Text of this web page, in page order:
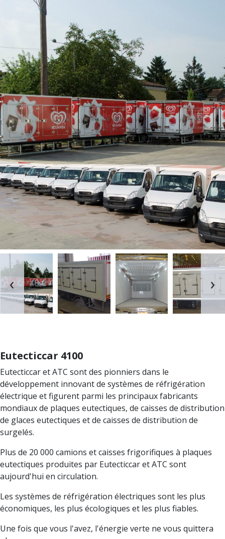
‹ ›
Eutecticcar 4100
Eutecticcar et ATC sont des pionniers dans le
développement innovant de systèmes de réfrigération
électrique et figurent parmi les principaux fabricants
mondiaux de plaques eutectiques, de caisses de distribution
de glaces eutectiques et de caisses de distribution de
surgelés.
Plus de 20 000 camions et caisses frigorifiques à plaques
eutectiques produites par Eutecticcar et ATC sont
aujourd'hui en circulation.
Les systèmes de réfrigération électriques sont les plus
économiques, les plus écologiques et les plus fiables.
Une fois que vous l'avez, l'énergie verte ne vous quittera